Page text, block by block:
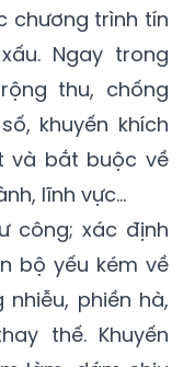
chương trình tín
Ngay trong
thu, chống
khuyến khích
và bắt buộc về
lĩnh vực…
công; xác định
bộ yếu kém về
phiền hà,
thế. Khuyến